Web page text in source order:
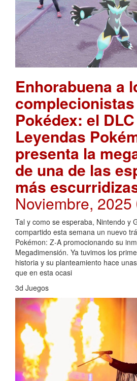
Enhorabuena a
Pokédex: el
Leyendas
presenta la
de una de las
más
Noviembre, 2025
Tal y como se esperaba, Nintendo y
compartido esta semana un nuevo
Pokémon: Z-A promocionando su
Megadimensión. Ya tuvimos los
historia y su planteamiento hace
que en esta ocasi
3d Juegos